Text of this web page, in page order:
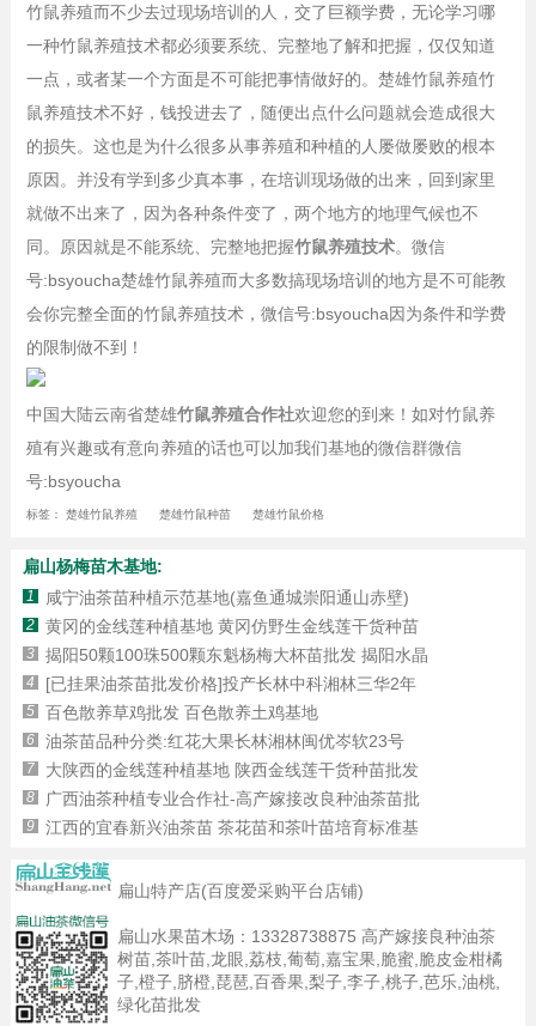
竹鼠养殖而不少去过现场培训的人，交了巨额学费，无论学习哪
一种竹鼠养殖技术都必须要系统、完整地了解和把握，仅仅知道
一点，或者某一个方面是不可能把事情做好的。楚雄竹鼠养殖竹
鼠养殖技术不好，钱投进去了，随便出点什么问题就会造成很大
的损失。这也是为什么很多从事养殖和种植的人屡做屡败的根本
原因。并没有学到多少真本事，在培训现场做的出来，回到家里
就做不出来了，因为各种条件变了，两个地方的地理气候也不
同。原因就是不能系统、完整地把握竹鼠养殖技术。微信
号:bsyoucha楚雄竹鼠养殖而大多数搞现场培训的地方是不可能教
会你完整全面的竹鼠养殖技术，微信号:bsyoucha因为条件和学费
的限制做不到！
中国大陆云南省楚雄竹鼠养殖合作社欢迎您的到来！如对竹鼠养
殖有兴趣或有意向养殖的话也可以加我们基地的微信群微信
号:bsyoucha
标签： 楚雄竹鼠养殖 楚雄竹鼠种苗 楚雄竹鼠价格
扁山杨梅苗木基地:
1 咸宁油茶苗种植示范基地(嘉鱼通城崇阳通山赤壁)
2 黄冈的金线莲种植基地 黄冈仿野生金线莲干货种苗
3 揭阳50颗100珠500颗东魁杨梅大杯苗批发 揭阳水晶
4 [已挂果油茶苗批发价格]投产长林中科湘林三华2年
5 百色散养草鸡批发 百色散养土鸡基地
6 油茶苗品种分类:红花大果长林湘林闽优岑软23号
7 大陕西的金线莲种植基地 陕西金线莲干货种苗批发
8 广西油茶种植专业合作社-高产嫁接改良种油茶苗批
9 江西的宜春新兴油茶苗 茶花苗和茶叶苗培育标准基
扁山特产店(百度爱采购平台店铺)
扁山水果苗木场： 13328738875 高产嫁接良种油茶
树苗,茶叶苗,龙眼,荔枝,葡萄,嘉宝果,脆蜜,脆皮金柑橘
子,橙子,脐橙,琵琶,百香果,梨子,李子,桃子,芭乐,油桃,
绿化苗批发